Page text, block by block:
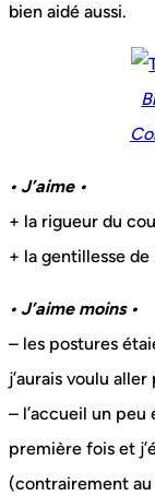
bien aidé aussi.
• J’aime •
+ la rigueur du
+ la gentillesse
• J’aime moins •
– les postures
j’aurais voulu
– l’accueil un peu
première fois et
(contrairement au